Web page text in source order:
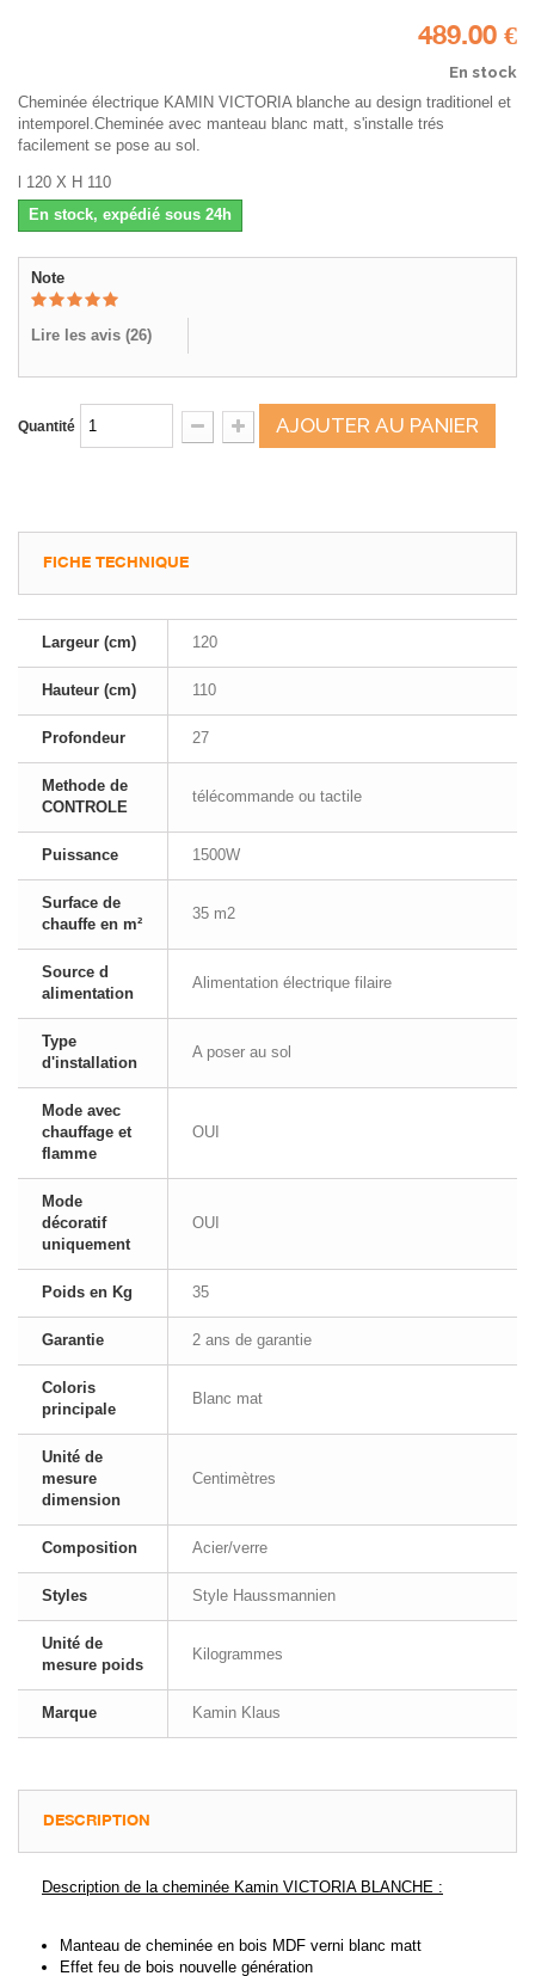
489.00 €
En stock
Cheminée électrique KAMIN VICTORIA blanche au design traditionel et
intemporel.Cheminée avec manteau blanc matt, s'installe trés
facilement se pose au sol.
l 120 X H 110
En stock, expédié sous 24h
Note
Lire les avis (26)
Quantité AJOUTER AU PANIER
FICHE TECHNIQUE
Largeur (cm) 120
Hauteur (cm) 110
Profondeur 27
Methode de
CONTROLE
télécommande ou tactile
Puissance 1500W
Surface de
chauffe en m²
35 m2
Source d
alimentation
Alimentation électrique filaire
Type
d'installation
A poser au sol
Mode avec
chauffage et
flamme
OUI
Mode
décoratif
uniquement
OUI
Poids en Kg 35
Garantie 2 ans de garantie
Coloris
principale
Blanc mat
Unité de
mesure
dimension
Centimètres
Composition Acier/verre
Styles Style Haussmannien
Unité de
mesure poids
Kilogrammes
Marque Kamin Klaus
DESCRIPTION
Description de la cheminée Kamin VICTORIA BLANCHE :
Manteau de cheminée en bois MDF verni blanc matt
Effet feu de bois nouvelle génération